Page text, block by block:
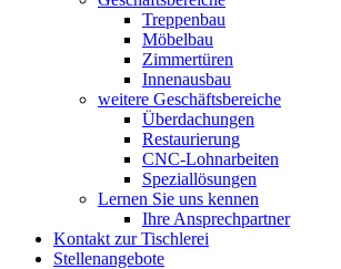
Treppenbau
Möbelbau
Zimmertüren
Innenausbau
weitere Geschäftsbereiche
Überdachungen
Restaurierung
CNC-Lohnarbeiten
Speziallösungen
Lernen Sie uns kennen
Ihre Ansprechpartner
Kontakt zur Tischlerei
Stellenangebote